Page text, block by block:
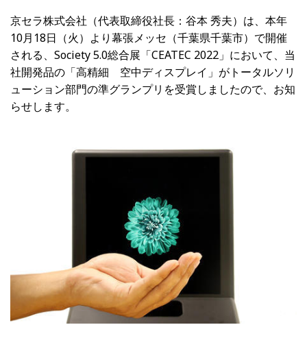
京セラ株式会社（代表取締役社長：谷本 秀夫）は、本年
10月18日（火）より幕張メッセ（千葉県千葉市）で開催
される、Society 5.0総合展「CEATEC 2022」において、当
社開発品の「高精細 空中ディスプレイ」がトータルソリ
ューション部門の準グランプリを受賞しましたので、お知
らせします。